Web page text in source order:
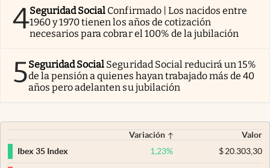
4Seguridad Social Confirmado | Los nacidos entre
1960 y 1970 tienen los años de cotización
necesarios para cobrar el 100% de la jubilación
5Seguridad Social Seguridad Social reducirá un 15%
de la pensión a quienes hayan trabajado más de 40
años pero adelanten su jubilación
Variación
Valor
Ibex 35 Index
1,23% $20.303,30